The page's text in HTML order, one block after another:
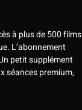
à plus de 500 films
L’abonnement
petit supplément
séances premium,